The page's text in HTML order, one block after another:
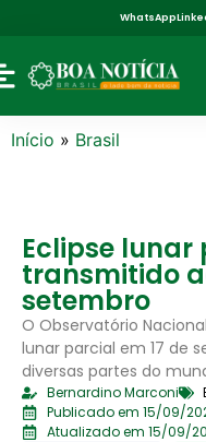
WhatsApp
Início » Brasil
Eclipse
transmitido
setembro
O Observatório
lunar parcial em 17 de
diversas partes do
Bernardino Marconi
Publicado em 15/09/
Atualizado em 15/09/